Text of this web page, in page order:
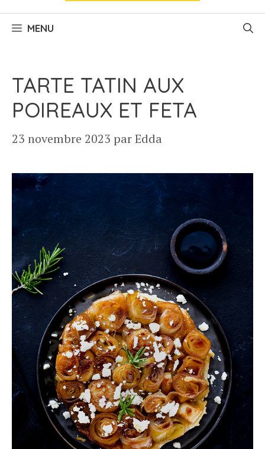
MENU
TARTE TATIN AUX
POIREAUX ET FETA
23 novembre 2023 parEdda